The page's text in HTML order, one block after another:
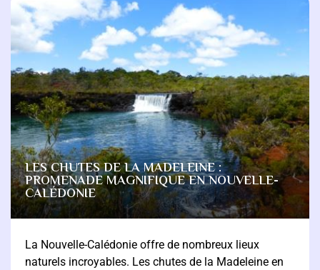
LES CHUTES DE LA MADELEINE :
PROMENADE MAGNIFIQUE EN NOUVELLE-
CALÉDONIE
La Nouvelle-Calédonie offre de nombreux lieux
naturels incroyables. Les chutes de la Madeleine en